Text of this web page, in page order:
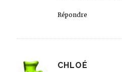
Répondre
CHLOÉ